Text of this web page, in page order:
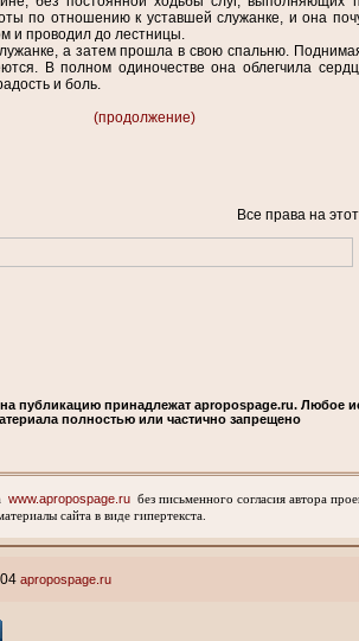
по отношению к уставшей служанке, и она
и проводил до лестницы.
а затем прошла в свою спальню.
В полном одиночестве она облегчила
и боль.
(продолжение)
Все права на
публикацию принадлежат apropospage.ru. Любое
полностью или частично запрещено
www.apropospage.ruбез письменного согласия автора
сайта в виде гипертекста.
apropospage.ru